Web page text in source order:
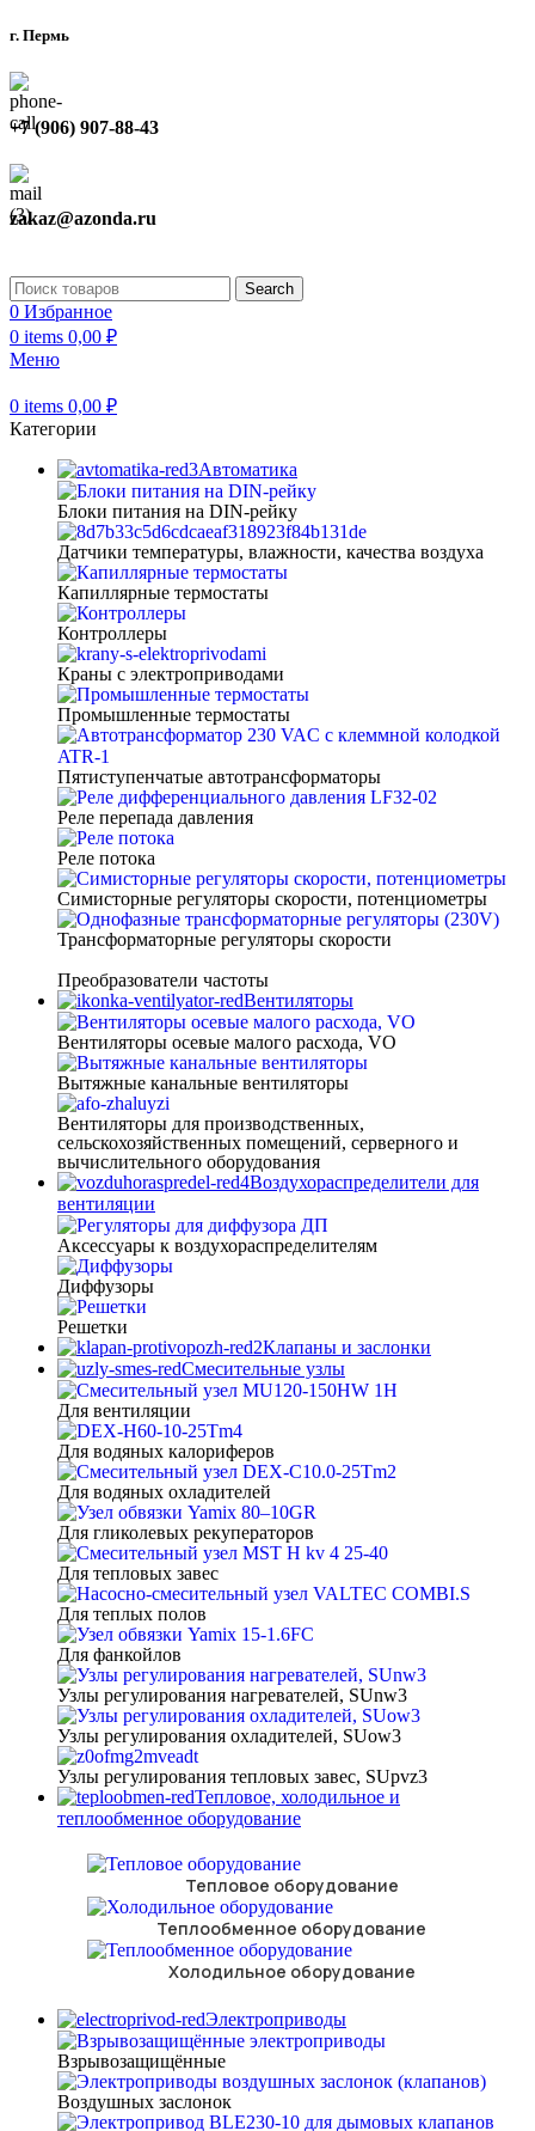
г. Пермь
+7 (906) 907-88-43
zakaz@azonda.ru
Search
0 Избранное
0 items 0,00 ₽
Меню
0 items 0,00 ₽
Категории
Автоматика
Блоки питания на DIN-рейку
Датчики температуры, влажности, качества воздуха
Капиллярные термостаты
Контроллеры
Краны с электроприводами
Промышленные термостаты
Пятиступенчатые автотрансформаторы
Реле перепада давления
Реле потока
Симисторные регуляторы скорости, потенциометры
Трансформаторные регуляторы скорости
Преобразователи частоты
Вентиляторы
Вентиляторы осевые малого расхода, VO
Вытяжные канальные вентиляторы
Вентиляторы для производственных,
сельскохозяйственных помещений, серверного и
вычислительного оборудования
Воздухораспределители для
вентиляции
Аксессуары к воздухораспределителям
Диффузоры
Решетки
Клапаны и заслонки
Смесительные узлы
Для вентиляции
Для водяных калориферов
Для водяных охладителей
Для гликолевых рекуператоров
Для тепловых завес
Для теплых полов
Для фанкойлов
Узлы регулирования нагревателей, SUnw3
Узлы регулирования охладителей, SUow3
Узлы регулирования тепловых завес, SUpvz3
Тепловое, холодильное и
теплообменное оборудование
Тепловое оборудование
Теплообменное оборудование
Холодильное оборудование
Электроприводы
Взрывозащищённые
Воздушных заслонок